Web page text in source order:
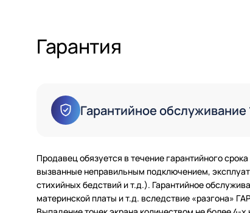
Гарантия
Гарантийное обслуживание
Продавец обязуется в течение гарантийного
вызванные неправильным подключением,
стихийных бедствий и т.д.). Гарантийное
материнской платы и т.д. вследствие «разгона»